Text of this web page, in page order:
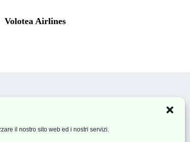
il nostro sito web ed i nostri servizi.
Volotea Airlines
Cookie policy